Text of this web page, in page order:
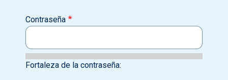
Contraseña
Fortaleza de la contraseña: